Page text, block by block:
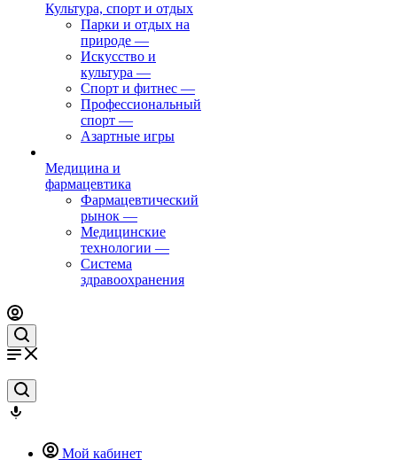
Культура, спорт и отдых
Парки и отдых на
природе —
Искусство и
культура —
Спорт и фитнес —
Профессиональный
спорт —
Азартные игры
Медицина и
фармацевтика
Фармацевтический
рынок —
Медицинские
технологии —
Система
здравоохранения
Мой кабинет